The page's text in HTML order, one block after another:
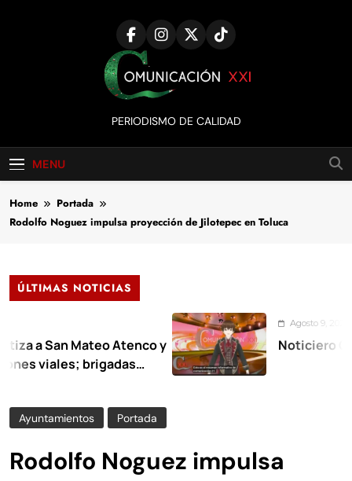
Comunicación
XXI
PERIODISMO DE CALIDAD
MENU
Home
Portada
Rodolfo Noguez impulsa proyección de Jilotepec en Toluca
ÚLTIMAS NOTICIAS
Mateo Atenco y
brigadas
Agosto 9, 2026
Noticiero
Ayuntamientos Portada
Rodolfo Noguez impulsa